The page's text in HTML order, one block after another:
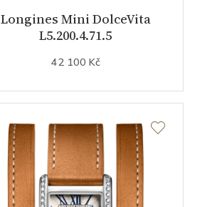
Longines Mini DolceVita
L5.200.4.71.5
42 100 Kč